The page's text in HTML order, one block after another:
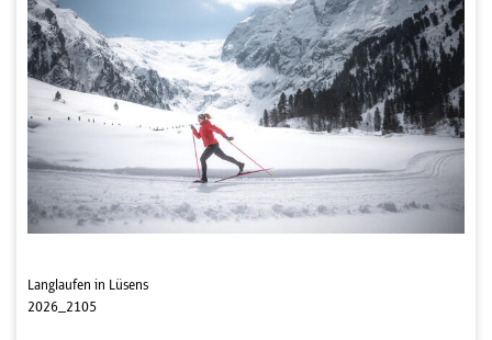
Langlaufen in Lüsens
2026_2105